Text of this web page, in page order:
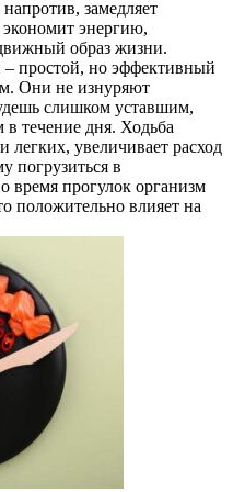
замедляет
энергию,
образ жизни.
– простой, но эффективный
Они не изнуряют
слишком уставшим,
в течение дня. Ходьба
увеличивает расход
погрузиться в
прогулок организм
положительно влияет на